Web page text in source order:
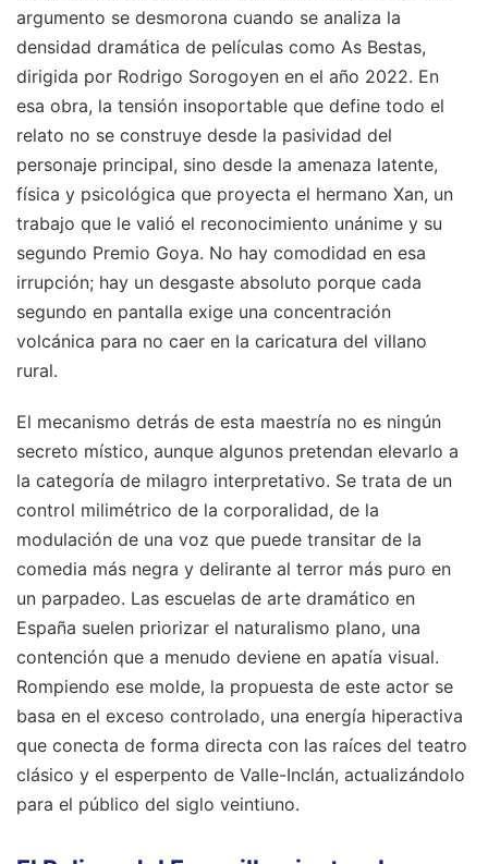
argumento se desmorona cuando se analiza la
densidad dramática de películas como As Bestas,
dirigida por Rodrigo Sorogoyen en el año 2022. En
esa obra, la tensión insoportable que define todo el
relato no se construye desde la pasividad del
personaje principal, sino desde la amenaza latente,
física y psicológica que proyecta el hermano Xan, un
trabajo que le valió el reconocimiento unánime y su
segundo Premio Goya. No hay comodidad en esa
irrupción; hay un desgaste absoluto porque cada
segundo en pantalla exige una concentración
volcánica para no caer en la caricatura del villano
rural.
El mecanismo detrás de esta maestría no es ningún
secreto místico, aunque algunos pretendan elevarlo a
la categoría de milagro interpretativo. Se trata de un
control milimétrico de la corporalidad, de la
modulación de una voz que puede transitar de la
comedia más negra y delirante al terror más puro en
un parpadeo. Las escuelas de arte dramático en
España suelen priorizar el naturalismo plano, una
contención que a menudo deviene en apatía visual.
Rompiendo ese molde, la propuesta de este actor se
basa en el exceso controlado, una energía hiperactiva
que conecta de forma directa con las raíces del teatro
clásico y el esperpento de Valle-Inclán, actualizándolo
para el público del siglo veintiuno.